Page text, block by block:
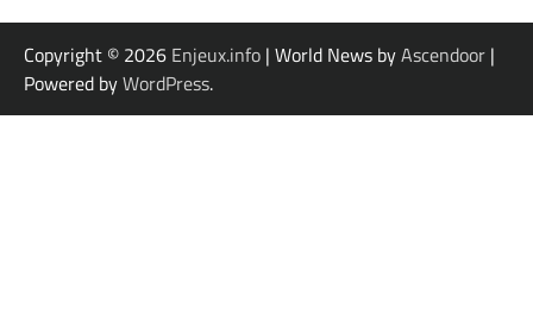
Copyright © 2026 Enjeux.info | World News byAscendoor |
Powered byWordPress.